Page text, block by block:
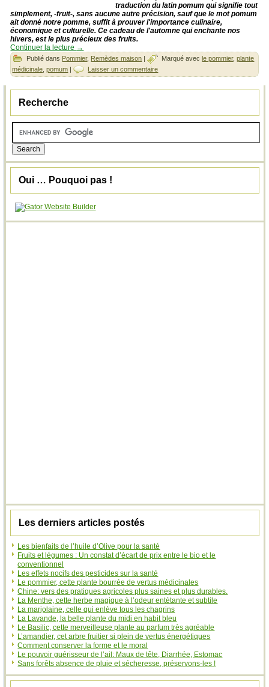
traduction du latin pomum qui signifie tout
simplement, -fruit-, sans aucune autre précision, sauf que le mot pomum
ait donné notre pomme, suffit à prouver l'importance culinaire,
économique et culturelle. Ce cadeau de l'automne qui enchante nos
hivers, est le plus précieux des fruits.
Continuer la lecture →
Publié dans Pommier, Remèdes maison Marqué avec le pommier,plante
médicinale ,pomum | Laisser un commentaire
Recherche
Oui … Pouquoi pas !
Les derniers articles postés
Les bienfaits de l’huile d’Olive pour la santé
Fruits et légumes : Un constat d’écart de prix entre le bio et le
conventionnel
Les effets nocifs des pesticides sur la santé
Le pommier, cette plante bourrée de vertus médicinales
Chine: vers des pratiques agricoles plus saines et plus durables.
La Menthe, cette herbe magique à l’odeur entètante et subtile
La marjolaine, celle qui enlève tous les chagrins
La Lavande, la belle plante du midi en habit bleu
Le Basilic, cette merveilleuse plante au parfum très agréable
L’amandier, cet arbre fruitier si plein de vertus énergétiques
Comment conserver la forme et le moral
Le pouvoir guérisseur de l’ail: Maux de tête, Diarrhée, Estomac
Sans forêts absence de pluie et sécheresse, préservons-les !